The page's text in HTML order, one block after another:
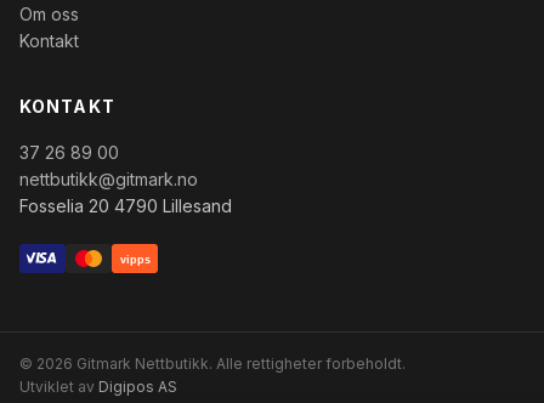
Om oss
Kontakt
KONTAKT
37 26 89 00
nettbutikk@gitmark.no
Fosselia 20 4790 Lillesand
vipps
© 2026 Gitmark Nettbutikk. Alle rettigheter forbeholdt.
Utviklet av Digipos AS